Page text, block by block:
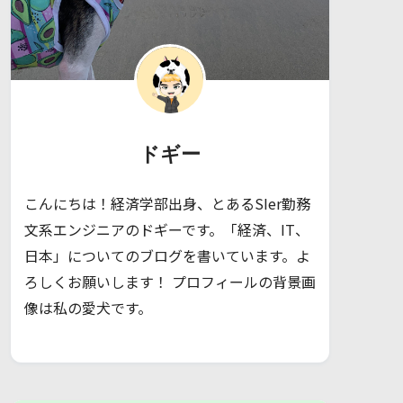
ドギー
こんにちは！経済学部出身、とあるSIer勤務
文系エンジニアのドギーです。「経済、IT、
日本」についてのブログを書いています。よ
ろしくお願いします！ プロフィールの背景画
像は私の愛犬です。